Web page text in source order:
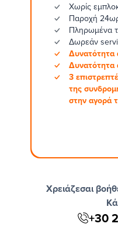
Χωρίς
Παροχή
Πληρωμένα
Δωρεάν
Δυνατότητα
Δυνατότητα
3
της
στην αγορά
Χρειάζεσαι
+30